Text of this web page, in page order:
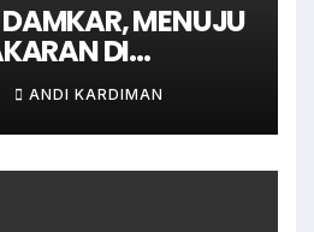
MENUJU
DI
JAKARTA
ANDI KARDIMAN